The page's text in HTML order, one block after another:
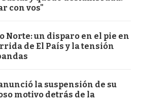
con vos"
Norte: un disparo en el pie en
de El País y la tensión
la suspensión de su
motivo detrás de la